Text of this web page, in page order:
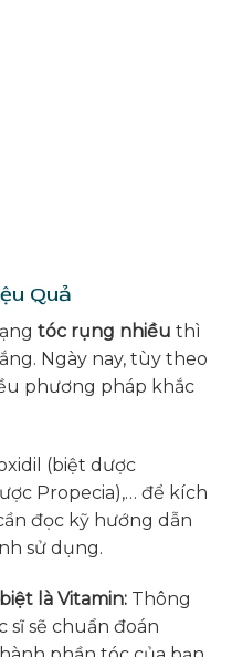
Quả
tóc rụng nhiều thì
Ngày nay, tùy theo
phương pháp khắc
(biệt dược
Propecia),… để kích
đọc kỹ hướng dẫn
sử dụng.
là Vitamin: Thông
sĩ sẽ chuẩn đoán